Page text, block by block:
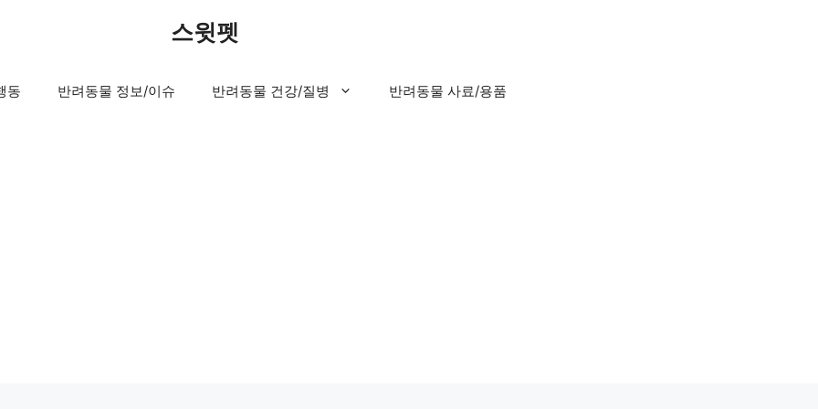
스윗펫
동 반려동물 정보/이슈 반려동물 건강/질병 반려동물 사료/용품